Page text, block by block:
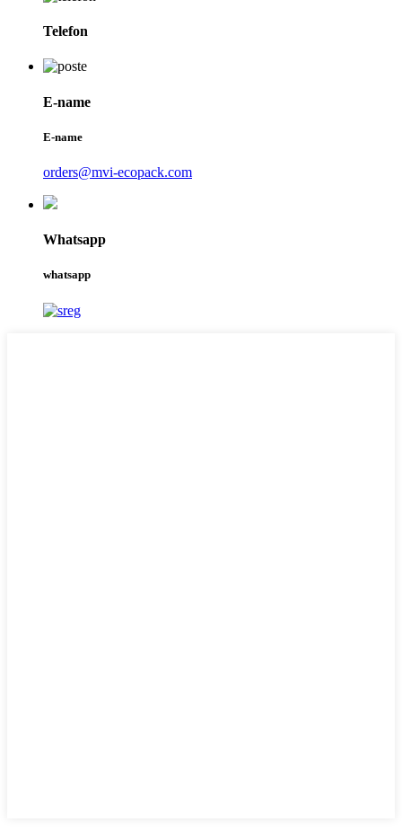
Telefon
E-name
E-name
orders@mvi-ecopack.com
Whatsapp
whatsapp